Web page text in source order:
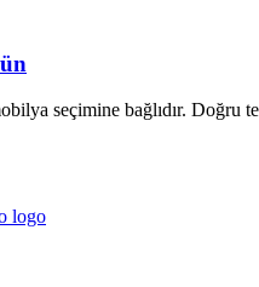
seçimine bağlıdır. Doğru